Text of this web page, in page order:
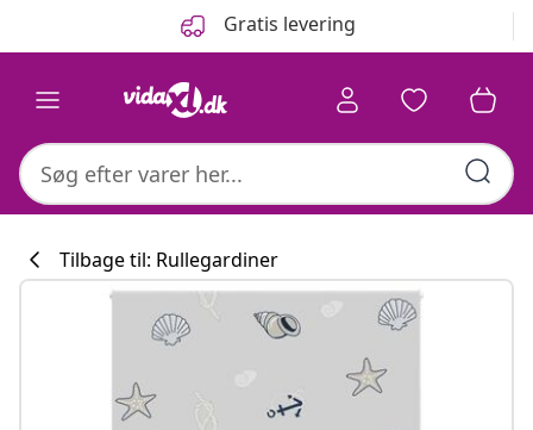
Gratis levering
Tilbage til: Rullegardiner